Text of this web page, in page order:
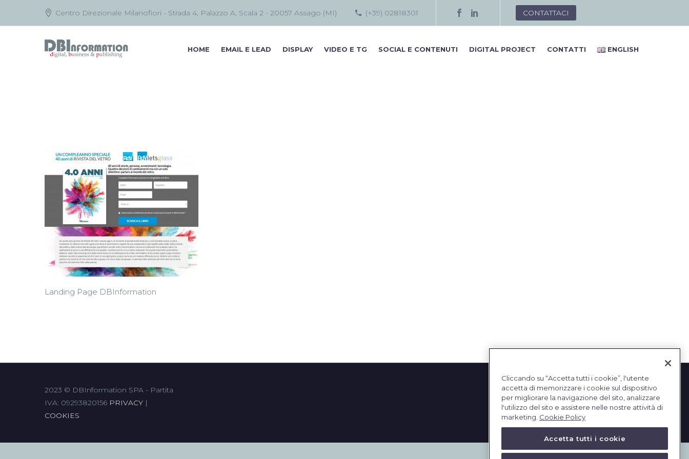
Centro Direzionale Milanofiori - Strada 4, Palazzo A, Scala 2 - 20057 Assago (MI) (+39) 02818301 CONTATTACI
HOME EMAIL E LEAD DISPLAY VIDEO E TG SOCIAL E CONTENUTI DIGITAL PROJECT CONTATTI ENGLISH
Landing Page DBInformation
2023 © DBInformation SPA - Partita
IVA: 09293820156 PRIVACY |
COOKIES
Cliccando su “Accetta tutti i cookie”, l'utente
accetta di memorizzare i cookie sul dispositivo
per migliorare la navigazione del sito, analizzare
l'utilizzo del sito e assistere nelle nostre attività di
marketing. Cookie Policy
Accetta tutti i cookie